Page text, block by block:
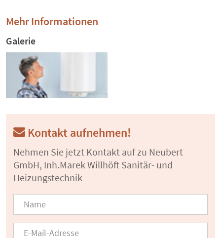
Mehr Informationen
Galerie
Kontakt aufnehmen!
Nehmen Sie jetzt Kontakt auf zu Neubert
GmbH, Inh.Marek Willhöft Sanitär- und
Heizungstechnik